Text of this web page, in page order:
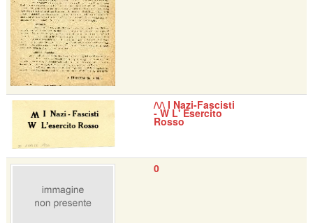
/\/\ I Nazi-Fascisti
- W L' Esercito
Rosso
0